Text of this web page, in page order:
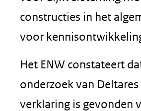
constructies in het
voor
Het ENW constateert
onderzoek van Deltares
verklaring is gevonden